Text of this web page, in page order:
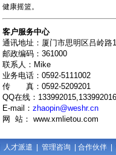
健康摇篮。
客户服务中心
通讯地址：厦门市思明区吕岭
邮政编码：361000
联系人：Mike
业务电话：0592-5111002
传 真：0592-5209201
QQ在线 ：133992015,133992016
E-mail： zhaopin@weshr.cn
网 站： www.xmlietou.com
人才派遣 管理咨询 合作伙伴|